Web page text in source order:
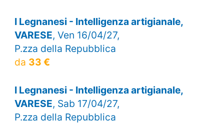
I Legnanesi - Intelligenza artigianale,
VARESE, Ven 16/04/27,
P.zza della Repubblica
da 33 €
I Legnanesi - Intelligenza artigianale,
VARESE, Sab 17/04/27,
P.zza della Repubblica